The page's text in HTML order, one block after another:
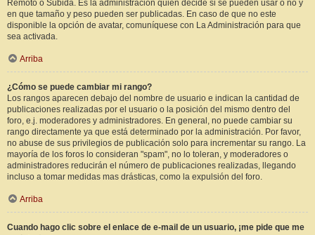
Remoto o Subida. Es la administración quien decide si se pueden usar o no y
en que tamaño y peso pueden ser publicadas. En caso de que no este
disponible la opción de avatar, comuníquese con La Administración para que
sea activada.
Arriba
¿Cómo se puede cambiar mi rango?
Los rangos aparecen debajo del nombre de usuario e indican la cantidad de
publicaciones realizadas por el usuario o la posición del mismo dentro del
foro, e.j. moderadores y administradores. En general, no puede cambiar su
rango directamente ya que está determinado por la administración. Por favor,
no abuse de sus privilegios de publicación solo para incrementar su rango. La
mayoría de los foros lo consideran "spam", no lo toleran, y moderadores o
administradores reducirán el número de publicaciones realizadas, llegando
incluso a tomar medidas mas drásticas, como la expulsión del foro.
Arriba
Cuando hago clic sobre el enlace de e-mail de un usuario, ¡me pide que me